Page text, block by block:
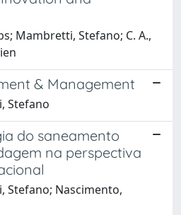
Mambretti, Stefano; C. A.,
& Management
Stefano
do saneamento
na perspectiva
Stefano; Nascimento,